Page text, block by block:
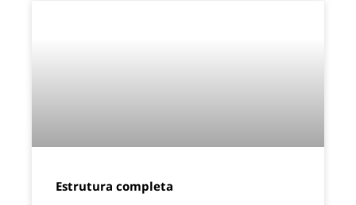
Estrutura completa